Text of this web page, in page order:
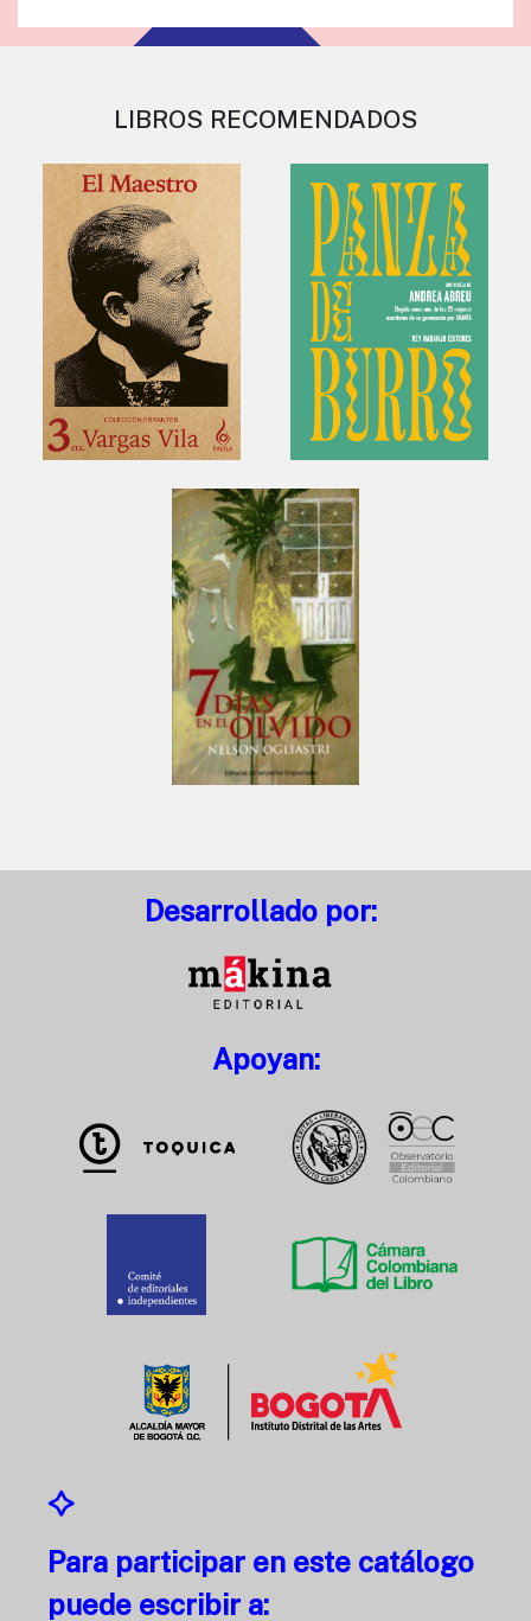
LIBROS RECOMENDADOS
Desarrollado por:
Apoyan:
Para participar en este catálogo
puede escribir a: